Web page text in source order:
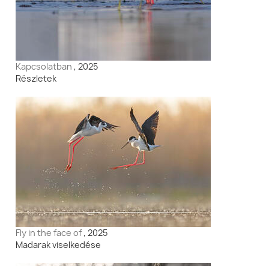
Kapcsolatban, 2025
Részletek
Fly in the face of, 2025
Madarak viselkedése